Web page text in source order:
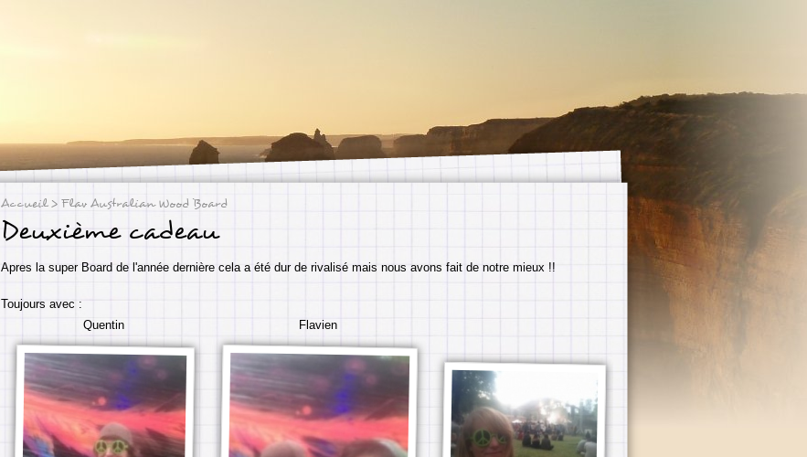
Accueil> Flav Australian Wood Board
Deuxième cadeau
Apres la super Board de l'année dernière cela a été dur de rivalisé mais nous avons fait de notre mieux !!
Toujours avec :
Quentin
Flavien